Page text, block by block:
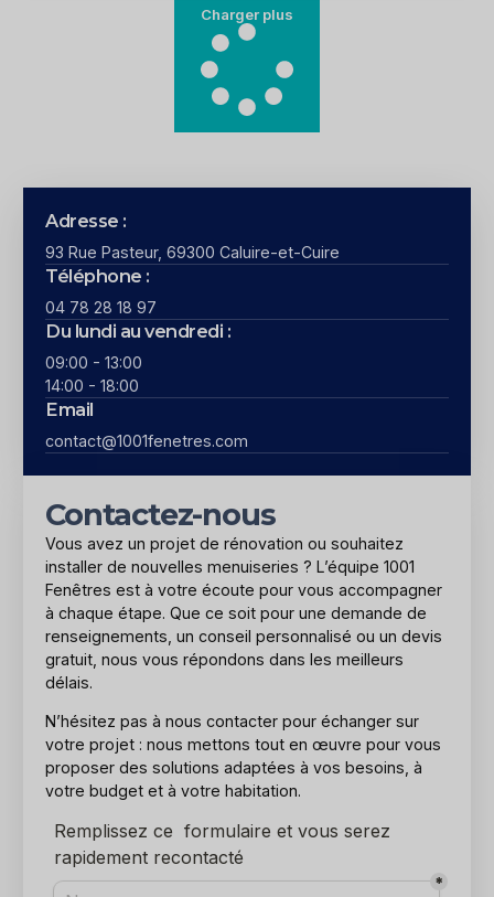
Charger plus
Adresse :
93 Rue Pasteur, 69300 Caluire-et-Cuire
Téléphone :
04 78 28 18 97
Du lundi au vendredi :
09:00 - 13:00
14:00 - 18:00
Email
contact@1001fenetres.com
Contactez-nous
Vous avez un projet de rénovation ou souhaitez
installer de nouvelles menuiseries ? L’équipe 1001
Fenêtres est à votre écoute pour vous accompagner
à chaque étape. Que ce soit pour une demande de
renseignements, un conseil personnalisé ou un devis
gratuit, nous vous répondons dans les meilleurs
délais.
N’hésitez pas à nous contacter pour échanger sur
votre projet : nous mettons tout en œuvre pour vous
proposer des solutions adaptées à vos besoins, à
votre budget et à votre habitation.